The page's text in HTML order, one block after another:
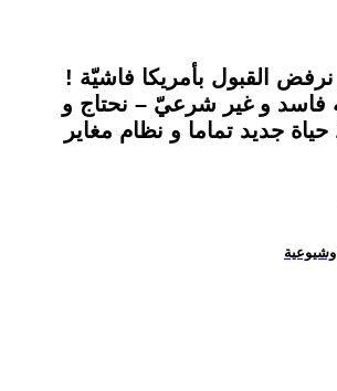
نرفض القبول بأمريكا فاشيّة !
فاسد و غير شرعيّ – نحتاج و
جديد تماما و نظام مغاير
وشيوعية